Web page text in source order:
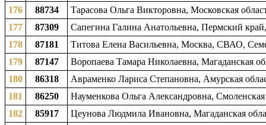
176
88734
Тарасова Ольга Викторовна, Московская
177
87309
Сапегина Галина Анатольевна, Пермский
178
87181
Титова Елена Васильевна, Москва, СВАО,
179
87147
Воропаева Тамара Николаевна, Магаданская
180
86318
Авраменко Лариса Степановна, Амурская
181
86250
Науменкова Ольга Александровна,
182
85917
Цеунова Людмила Ивановна, Магаданская